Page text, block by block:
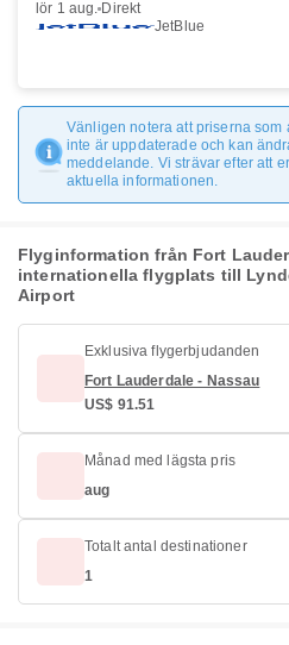
lör 1 aug. Direkt
JetBlue
Vänligen notera att priserna som
inte är uppdaterade och kan
meddelande. Vi strävar efter att
aktuella informationen.
Flyginformation från Fort
internationella flygplats till
Airport
Exklusiva flygerbjudanden
Fort Lauderdale - Nassau
US$ 91.51
Månad med lägsta pris
aug
Totalt antal destinationer
1